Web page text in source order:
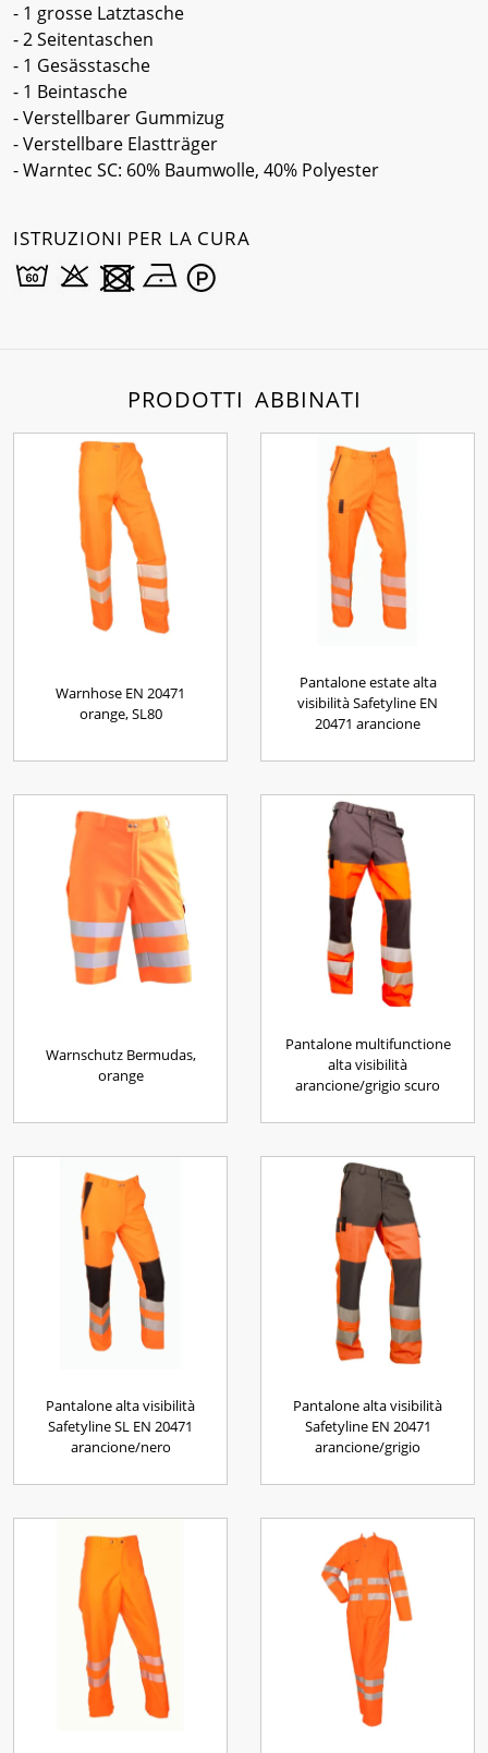
- 1 grosse Latztasche
- 2 Seitentaschen
- 1 Gesässtasche
- 1 Beintasche
- Verstellbarer Gummizug
- Verstellbare Elastträger
- Warntec SC: 60% Baumwolle, 40% Polyester
ISTRUZIONI PER LA CURA
PRODOTTI ABBINATI
Warnhose EN 20471
orange, SL80
Pantalone estate alta
visibilità Safetyline EN
20471 arancione
Warnschutz Bermudas,
orange
Pantalone multifunctione
alta visibilità
arancione/grigio scuro
Pantalone alta visibilità
Safetyline SL EN 20471
arancione/nero
Pantalone alta visibilità
Safetyline EN 20471
arancione/grigio